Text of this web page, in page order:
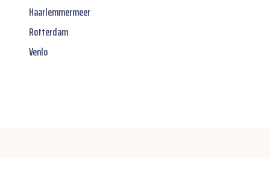
Haarlemmermeer
Rotterdam
Venlo